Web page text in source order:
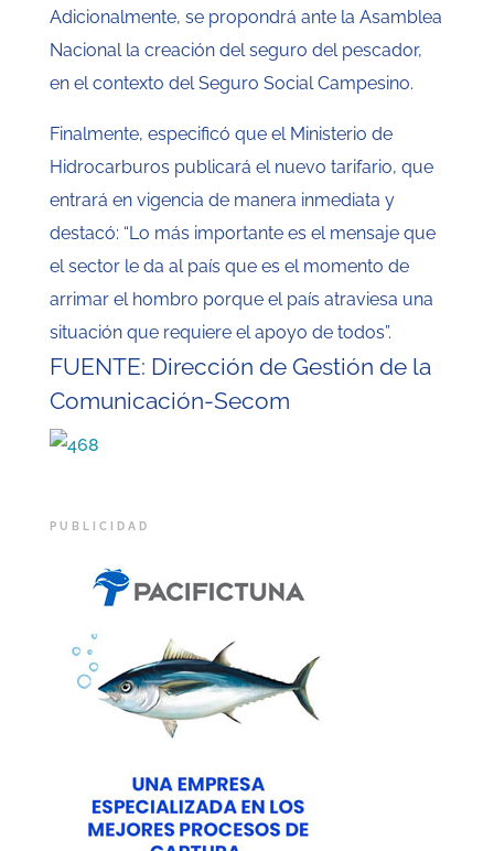
Adicionalmente, se propondrá ante la Asamblea
Nacional la creación del seguro del pescador,
en el contexto del Seguro Social Campesino.
Finalmente, especificó que el Ministerio de
Hidrocarburos publicará el nuevo tarifario, que
entrará en vigencia de manera inmediata y
destacó: “Lo más importante es el mensaje que
el sector le da al país que es el momento de
arrimar el hombro porque el país atraviesa una
situación que requiere el apoyo de todos”.
FUENTE: Dirección de Gestión de la
Comunicación-Secom